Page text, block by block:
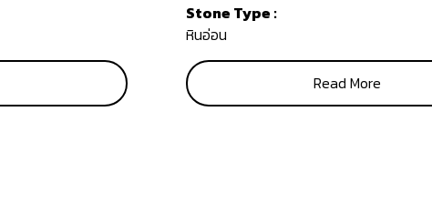
Stone Type :
หินอ่อน
Read More